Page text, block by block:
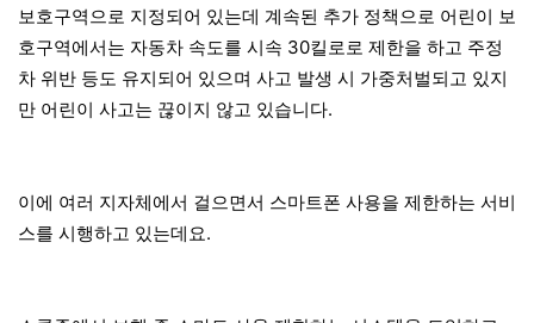
보호구역으로 지정되어 있는데 계속된 추가 정책으로 어린이 보
호구역에서는 자동차 속도를 시속 30킬로로 제한을 하고 주정
차 위반 등도 유지되어 있으며 사고 발생 시 가중처벌되고 있지
만 어린이 사고는 끊이지 않고 있습니다.
이에 여러 지자체에서 걸으면서 스마트폰 사용을 제한하는 서비
스를 시행하고 있는데요.